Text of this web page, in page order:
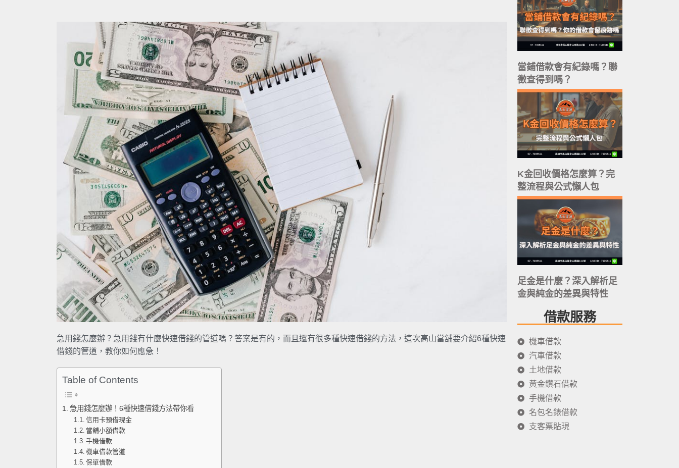
急用錢怎麼辦？急用錢有什麼快速借錢的管道嗎？答案是有的，而且還有很多種快速借錢的方法，這次高山當舖要介紹6種快速
借錢的管道，教你如何應急！
Table of Contents
急用錢怎麼辦！6種快速借錢方法帶你看
信用卡預借現金
當舖小額借款
手機借款
機車借款管道
保單借款
當鋪借款會有紀錄嗎？聯
徵查得到嗎？
K金回收價格怎麼算？完
整流程與公式懶人包
足金是什麼？深入解析足
金與純金的差異與特性
借款服務
機車借款
汽車借款
土地借款
黃金鑽石借款
手機借款
名包名錶借款
支客票貼現